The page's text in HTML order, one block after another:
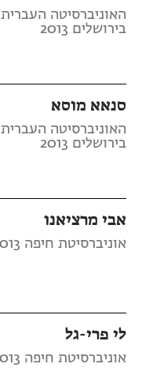
האוניברסיטה העברית
בירושלים 2013
סנאא מוסא
האוניברסיטה העברית
בירושלים 2013
אבי מרציאנו
אוניברסיטת חיפה 2013
לי פרי-גל
אוניברסיטת חיפה 2013